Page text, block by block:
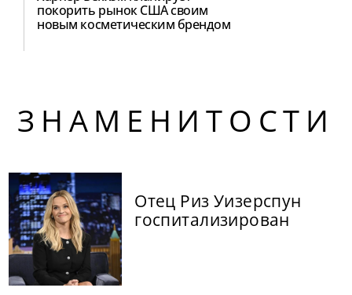
покорить рынок США своим
новым косметическим брендом
ЗНАМЕНИТОСТИ
Отец Риз Уизерспун
госпитализирован